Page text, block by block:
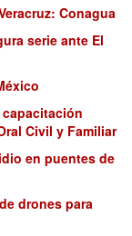
Conagua
serie ante El
Civil y Familiar
en puentes de
drones para